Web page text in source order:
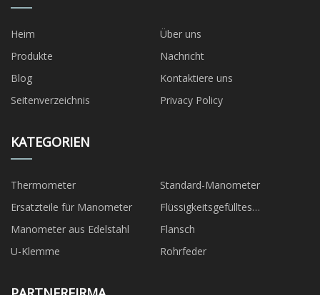
Heim
Über uns
Produkte
Nachricht
Blog
Kontaktiere uns
Seitenverzeichnis
Privacy Policy
KATEGORIEN
Thermometer
Standard-Manometer
Ersatzteile für Manometer
Flüssigkeitsgefülltes
Manometer
Manometer aus Edelstahl
Flansch
U-Klemme
Rohrfeder